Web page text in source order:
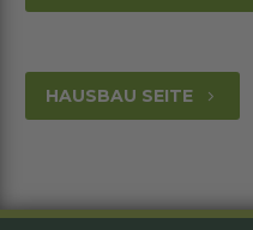
HAUSBAU SEITE 5